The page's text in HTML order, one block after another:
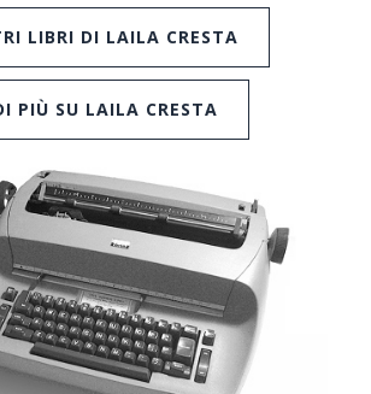
LIBRI DI LAILA CRESTA
PIÙ SU LAILA CRESTA